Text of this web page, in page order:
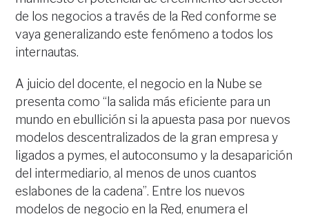
de los negocios a través de la Red conforme se
vaya generalizando este fenómeno a todos los
internautas.
A juicio del docente, el negocio en la Nube se
presenta como “la salida más eficiente para un
mundo en ebullición si la apuesta pasa por nuevos
modelos descentralizados de la gran empresa y
ligados a pymes, el autoconsumo y la desaparición
del intermediario, al menos de unos cuantos
eslabones de la cadena”. Entre los nuevos
modelos de negocio en la Red, enumera el